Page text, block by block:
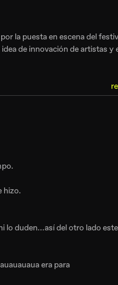
la puesta en escena del
de innovación de artistas y
hizo.
lo duden...así del otro lado este
era para